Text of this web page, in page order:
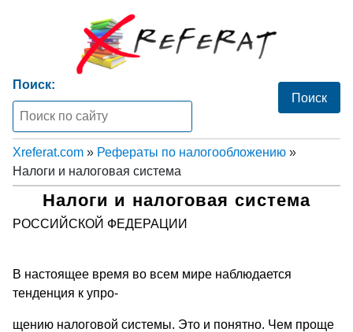
Поиск:
Xreferat.com » Рефераты по налогообложению »
Налоги и налоговая система
Налоги и налоговая система
РОССИЙСКОЙ ФЕДЕРАЦИИ
В настоящее время во всем мире наблюдается
тенденция к yпро-
щению налоговой системы. Это и понятно. Чем проще